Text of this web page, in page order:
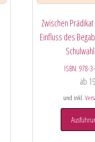
Zwischen
Einfluss des
ISBN:978-
ab
und inkl.